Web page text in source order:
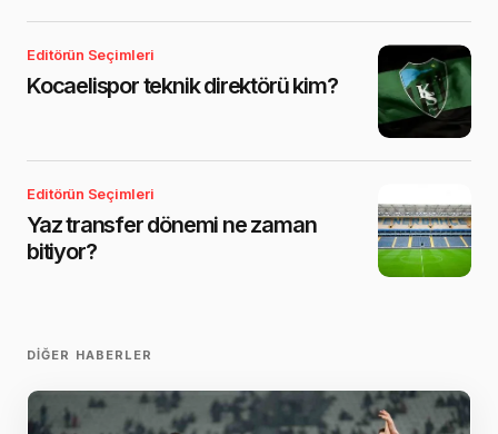
Editörün Seçimleri
Kocaelispor teknik direktörü kim?
Editörün Seçimleri
Yaz transfer dönemi ne zaman
bitiyor?
DIĞER HABERLER